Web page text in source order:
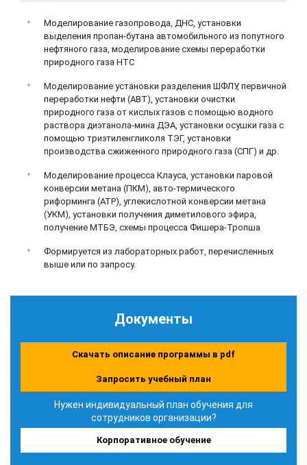
Моделирование газопровода, ДНС, установки
выделения пропан-бутана автомобильного из попутного
нефтяного газа, моделирование схемы переработки
природного газа НТС
Моделирование установки разделения ШФЛУ, первичной
переработки нефти (АВТ), установки очистки
природного газа от кислых газов с помощью водного
раствора диэтанола-мина ДЭА, установки осушки газа с
помощью триэтиленгликоля ТЭГ, установки
производства сжиженного природного газа (СПГ) и др.
Моделирование процесса Клауса, установки паровой
конверсии метана (ПКМ), авто-термического
риформинга (АТР), углекислотной конверсии метана
(УКМ), установки получения диметилового эфира,
получение МТБЭ, схемы процесса Фишера-Тропша
Формируется из лабораторных работ, перечисленных
выше или по запросу.
Документы
Скачать описание программы в pdf
Запросить учебный план
Нужен индивидуальный план обучения для
сотрудников организации?
Корпоративное обучение